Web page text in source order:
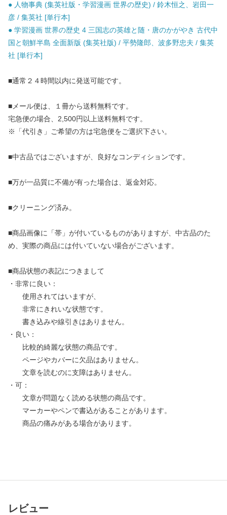
● 人物事典 (集英社版・学習漫画 世界の歴史) / 鈴木恒之、岩田一
彦 / 集英社 [単行本]
● 学習漫画 世界の歴史 4 三国志の英雄と随・唐のかがやき 古代中
国と朝鮮半島 全面新版 (集英社版) / 平勢隆郎、波多野忠夫 / 集英
社 [単行本]
■通常２４時間以内に発送可能です。
■メール便は、１冊から送料無料です。
宅急便の場合、2,500円以上送料無料です。
※「代引き」ご希望の方は宅急便をご選択下さい。
■中古品ではございますが、良好なコンディションです。
■万が一品質に不備が有った場合は、返金対応。
■クリーニング済み。
■商品画像に「帯」が付いているものがありますが、中古品のた
め、実際の商品には付いていない場合がございます。
■商品状態の表記につきまして
・非常に良い：
使用されてはいますが、
非常にきれいな状態です。
書き込みや線引きはありません。
・良い：
比較的綺麗な状態の商品です。
ページやカバーに欠品はありません。
文章を読むのに支障はありません。
・可：
文章が問題なく読める状態の商品です。
マーカーやペンで書込があることがあります。
商品の痛みがある場合があります。
レビュー